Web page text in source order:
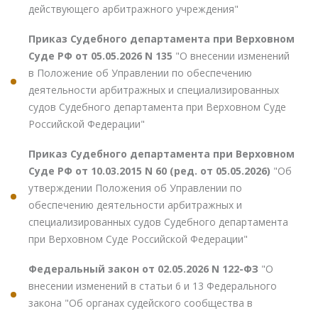
действующего арбитражного учреждения"
Приказ Судебного департамента при Верховном
Суде РФ от 05.05.2026 N 135 "О внесении изменений
в Положение об Управлении по обеспечению
деятельности арбитражных и специализированных
судов Судебного департамента при Верховном Суде
Российской Федерации"
Приказ Судебного департамента при Верховном
Суде РФ от 10.03.2015 N 60 (ред. от 05.05.2026) "Об
утверждении Положения об Управлении по
обеспечению деятельности арбитражных и
специализированных судов Судебного департамента
при Верховном Суде Российской Федерации"
Федеральный закон от 02.05.2026 N 122-ФЗ "О
внесении изменений в статьи 6 и 13 Федерального
закона "Об органах судейского сообщества в